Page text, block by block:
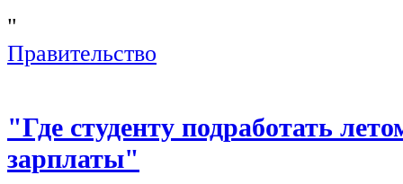
"
Правительство
"Где студенту подработать
зарплаты"